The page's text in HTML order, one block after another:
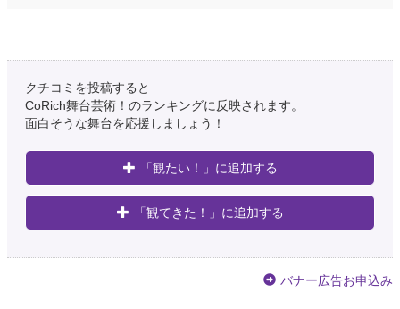
クチコミを投稿すると
CoRich舞台芸術！のランキングに反映されます。
面白そうな舞台を応援しましょう！
「観たい！」に追加する
「観てきた！」に追加する
バナー広告お申込み